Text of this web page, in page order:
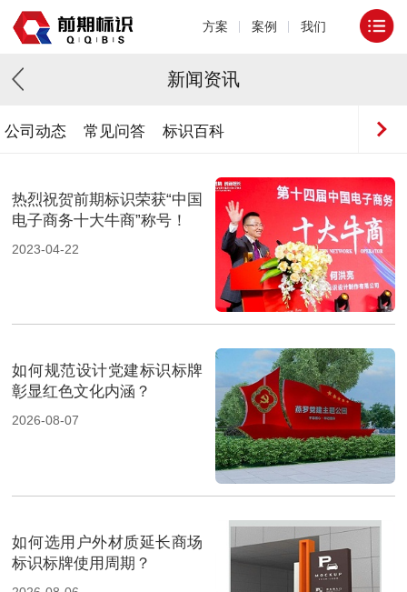
方案 案例 我们
新闻资讯
公司动态 常见问答 标识百科
热烈祝贺前期标识荣获“中国
电子商务十大牛商”称号！
2023-04-22
如何规范设计党建标识标牌
彰显红色文化内涵？
2026-08-07
如何选用户外材质延长商场
标识标牌使用周期？